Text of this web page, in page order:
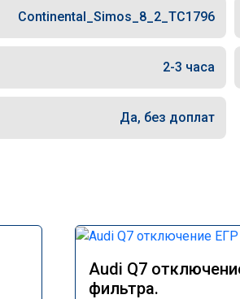
Continental_Simos_8_2_TC1796
2-3 часа
Да, без доплат
Audi Q7
фильтра.